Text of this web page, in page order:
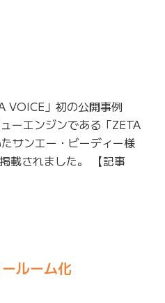
VOICE」初の公開事例
ーエンジンである「ZETA
サンエー・ビーディー様
載されました。 【記事
ルーム化